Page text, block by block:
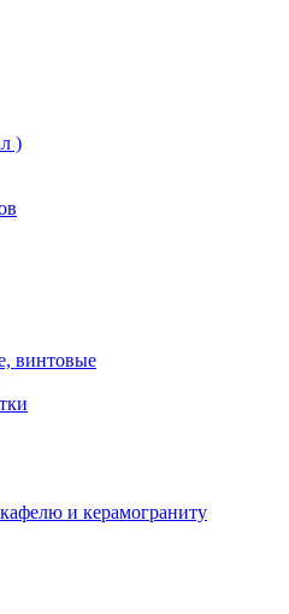
)
винтовые
и керамограниту